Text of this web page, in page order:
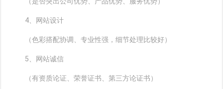
4、网站设计
（色彩搭配协调、专业性强，细节处理比较好）
5、网站诚信
（有资质论证、荣誉证书、第三方论证书）